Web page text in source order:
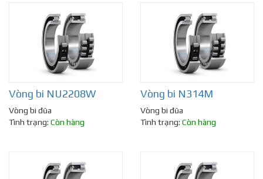
Vòng bi NU2208W
Vòng bi đũa
Tình trạng: Còn hàng
Vòng bi N314M
Vòng bi đũa
Tình trạng: Còn hàng